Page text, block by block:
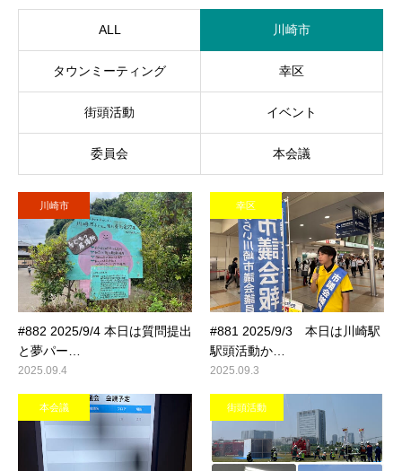
ALL 川崎市
タウンミーティング 幸区
街頭活動 イベント
委員会 本会議
川崎市
#882 2025/9/4 本日は質問提出
と夢パー…
2025.09.4
幸区
#881 2025/9/3 本日は川崎駅
駅頭活動か…
2025.09.3
本会議 街頭活動